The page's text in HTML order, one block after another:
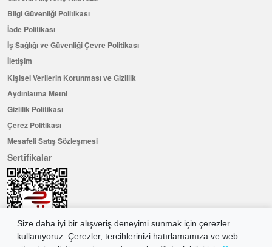
Size daha iyi bir alışveriş deneyimi sunmak için çerezler
kullanıyoruz. Çerezler, tercihlerinizi hatırlamamıza ve web
Bilgi Güvenliği Politikası
İade Politikası
İş Sağlığı ve Güvenliği Çevre Politikası
İletişim
Kişisel Verilerin Korunması ve Gizlilik
Aydınlatma Metni
Gizlilik Politikası
Çerez Politikası
Mesafeli Satış Sözleşmesi
Sertifikalar